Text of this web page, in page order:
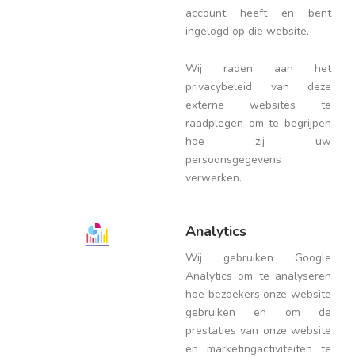
account heeft en bent
ingelogd op die website.
Wij raden aan het
privacybeleid van deze
externe websites te
raadplegen om te begrijpen
hoe zij uw
persoonsgegevens
verwerken.
Analytics
Wij gebruiken Google
Analytics om te analyseren
hoe bezoekers onze website
gebruiken en om de
prestaties van onze website
en marketingactiviteiten te